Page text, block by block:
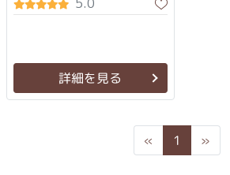
詳細を見る
« Previous
1 »Next